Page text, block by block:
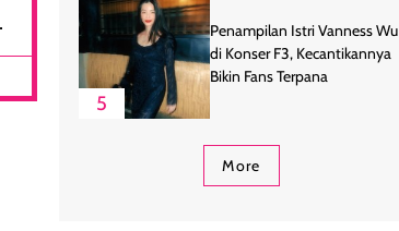
5
Penampilan Istri Vanness Wu
di Konser F3, Kecantikannya
Bikin Fans Terpana
More